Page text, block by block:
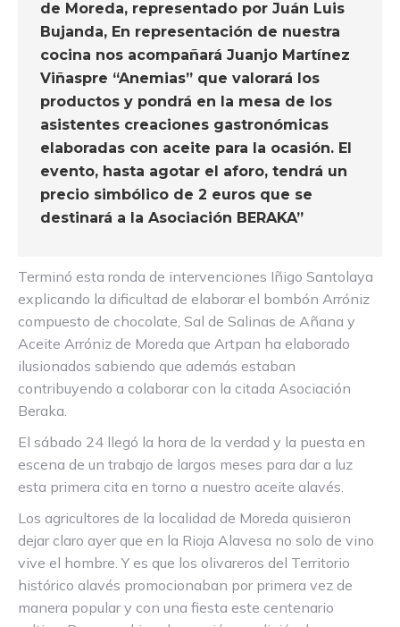
de Moreda, representado por Juán Luis
Bujanda, En representación de nuestra
cocina nos acompañará Juanjo Martínez
Viñaspre “Anemias” que valorará los
productos y pondrá en la mesa de los
asistentes creaciones gastronómicas
elaboradas con aceite para la ocasión. El
evento, hasta agotar el aforo, tendrá un
precio simbólico de 2 euros que se
destinará a la Asociación BERAKA”
Terminó esta ronda de intervenciones Iñigo Santolaya
explicando la dificultad de elaborar el bombón Arróniz
compuesto de chocolate, Sal de Salinas de Añana y
Aceite Arróniz de Moreda que Artpan ha elaborado
ilusionados sabiendo que además estaban
contribuyendo a colaborar con la citada Asociación
Beraka.
El sábado 24 llegó la hora de la verdad y la puesta en
escena de un trabajo de largos meses para dar a luz
esta primera cita en torno a nuestro aceite alavés.
Los agricultores de la localidad de Moreda quisieron
dejar claro ayer que en la Rioja Alavesa no solo de vino
vive el hombre. Y es que los olivareros del Territorio
histórico alavés promocionaban por primera vez de
manera popular y con una fiesta este centenario